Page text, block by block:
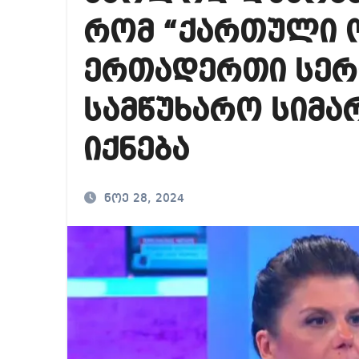
იმდენად დიდია
ნია იმნაძეს
რომ “ქართული
ერთადერთი
სამწუხარო
იქნება
ნოე 28, 2024